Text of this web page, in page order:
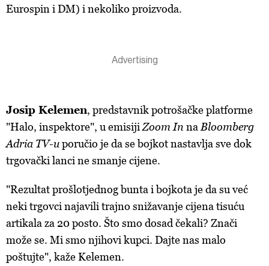
Eurospin i DM) i nekoliko proizvoda.
Josip Kelemen, predstavnik potrošačke platforme
"Halo, inspektore", u emisiji Zoom In na Bloomberg
Adria TV-uporučio je da se bojkot nastavlja sve dok
trgovački lanci ne smanje cijene.
"Rezultat prošlotjednog bunta i bojkota je da su već
neki trgovci najavili trajno snižavanje cijena tisuću
artikala za 20 posto. Što smo dosad čekali? Znači
može se. Mi smo njihovi kupci. Dajte nas malo
poštujte", kaže Kelemen.